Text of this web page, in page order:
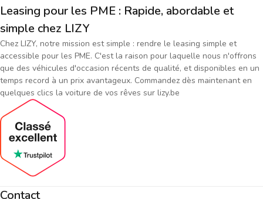
Leasing pour les PME : Rapide, abordable et
simple chez LIZY
Chez LIZY, notre mission est simple : rendre le leasing simple et
accessible pour les PME. C'est la raison pour laquelle nous n'offrons
que des véhicules d'occasion récents de qualité, et disponibles en un
temps record à un prix avantageux. Commandez dès maintenant en
quelques clics la voiture de vos rêves sur lizy.be
Contact